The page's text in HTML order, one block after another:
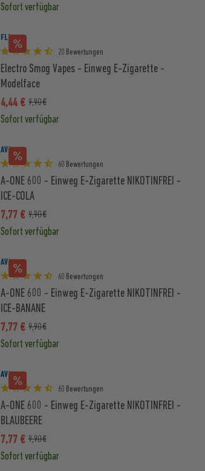
Sofort verfügbar
FLER
20 Bewertungen
Electro Smog Vapes - Einweg E-Zigarette -
Modelface
4,44 € 9,90 €
Sofort verfügbar
AVORIA
60 Bewertungen
A-ONE 600 - Einweg E-Zigarette NIKOTINFREI -
ICE-COLA
7,77 € 9,90 €
Sofort verfügbar
AVORIA
60 Bewertungen
A-ONE 600 - Einweg E-Zigarette NIKOTINFREI -
ICE-BANANE
7,77 € 9,90 €
Sofort verfügbar
AVORIA
60 Bewertungen
A-ONE 600 - Einweg E-Zigarette NIKOTINFREI -
BLAUBEERE
7,77 € 9,90 €
Sofort verfügbar